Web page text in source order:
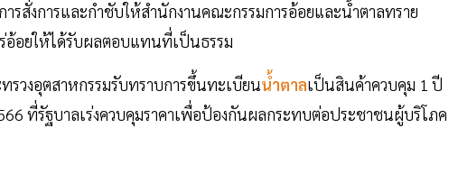
รสั่งการและกำชับให้สำนักงานคณะกรรมการอ้อยและน้ำตาลทราย
อ้อยให้ได้รับผลตอบแทนที่เป็นธรรม
วงอุตสาหกรรมรับทราบการขึ้นทะเบียนน้ำตาลเป็นสินค้าควบคุม 1 ปี
ที่รัฐบาลเร่งควบคุมราคาเพื่อป้องกันผลกระทบต่อประชาชนผู้บริโภค